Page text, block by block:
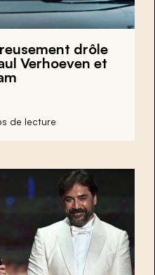
drôle
Verhoeven et
de lecture